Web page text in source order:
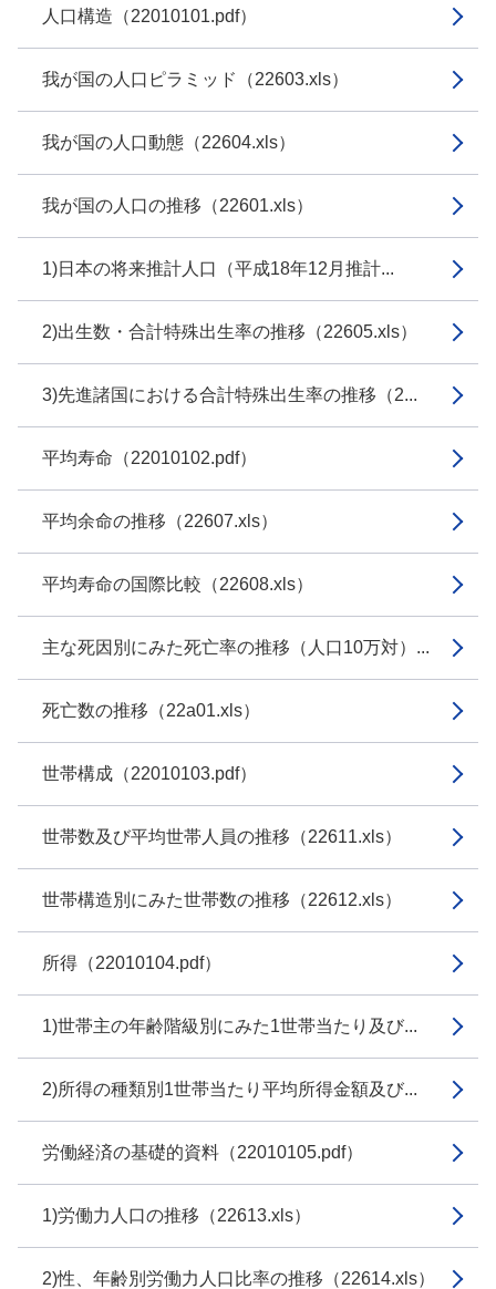
人口構造（22010101.pdf）
我が国の人口ピラミッド（22603.xls）
我が国の人口動態（22604.xls）
我が国の人口の推移（22601.xls）
1)日本の将来推計人口（平成18年12月推計...
2)出生数・合計特殊出生率の推移（22605.xls）
3)先進諸国における合計特殊出生率の推移（2...
平均寿命（22010102.pdf）
平均余命の推移（22607.xls）
平均寿命の国際比較（22608.xls）
主な死因別にみた死亡率の推移（人口10万対）...
死亡数の推移（22a01.xls）
世帯構成（22010103.pdf）
世帯数及び平均世帯人員の推移（22611.xls）
世帯構造別にみた世帯数の推移（22612.xls）
所得（22010104.pdf）
1)世帯主の年齢階級別にみた1世帯当たり及び...
2)所得の種類別1世帯当たり平均所得金額及び...
労働経済の基礎的資料（22010105.pdf）
1)労働力人口の推移（22613.xls）
2)性、年齢別労働力人口比率の推移（22614.xls）